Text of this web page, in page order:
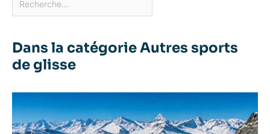
Dans la catégorie Autres sports
de glisse